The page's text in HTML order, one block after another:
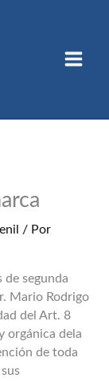
/ Por
de segunda
Mario Rodrigo
del Art. 8
orgánica dela
de toda